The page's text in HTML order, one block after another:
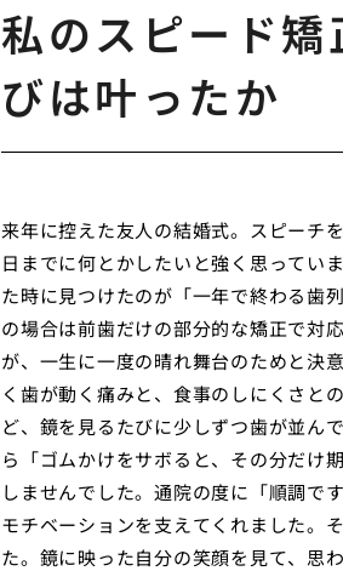
私のスピード
びは叶ったか
来年に控えた友人の結婚式。スピーチ
日までに何とかしたいと強く思ってい
た時に見つけたのが「一年で終わる歯
の場合は前歯だけの部分的な矯正で対
が、一生に一度の晴れ舞台のためと決
く歯が動く痛みと、食事のしにくさと
ど、鏡を見るたびに少しずつ歯が並ん
ら「ゴムかけをサボると、その分だけ
しませんでした。通院の度に「順調で
モチベーションを支えてくれました。
た。鏡に映った自分の笑顔を見て、思